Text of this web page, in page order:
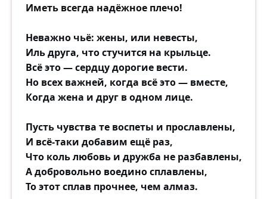
Иметь всегда надёжное плечо!
Неважно чьё: жены, или невесты,
Иль друга, что стучится на крыльце.
Всё это — сердцу дорогие вести.
Но всех важней, когда всё это — вместе,
Когда жена и друг в одном лице.
Пусть чувства те воспеты и прославлены,
И всё-таки добавим ещё раз,
Что коль любовь и дружба не разбавлены,
А добровольно воедино сплавлены,
То этот сплав прочнее, чем алмаз.